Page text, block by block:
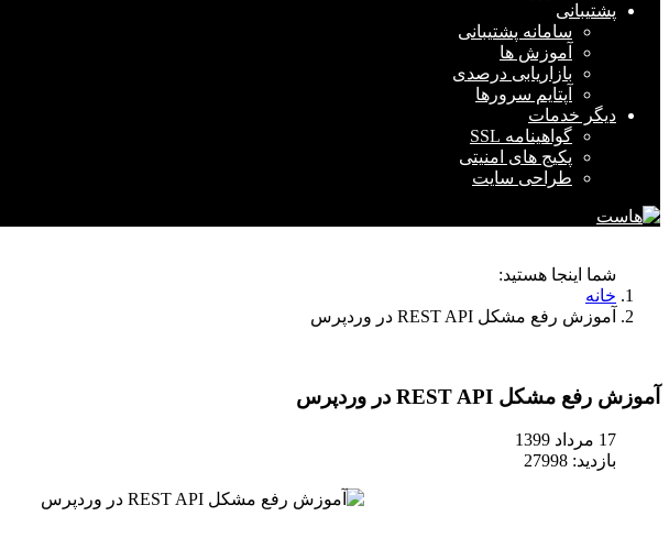
پشتیبانی
سامانه پشتیبانی
آموزش ها
بازاریابی درصدی
آپتایم سرورها
دیگر خدمات
گواهینامه SSL
پکیج های امنیتی
طراحی سایت
شما اینجا هستید:
خانه
آموزش رفع مشکل REST API در وردپرس
آموزش رفع مشکل REST API در وردپرس
17 مرداد 1399
بازدید: 27998